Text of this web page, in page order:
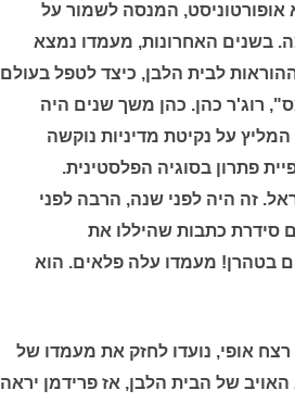
המנסה לשמור על
בשנים האחרונות, מעמדו נמצא
לבית הלבן, כיצד לטפל בעולם
רוג'ר כהן. כהן משך שנים היה
על נקיטת מדיניות נוקשה
פתרון בסוגיה הפלסטינית.
זה היה לפני שנה, הרבה לפני
סידרת כתבות שהיללו את
בטהרן! מעמדו עלה פלאים. הוא
אופי, נועדו לחזק את מעמדו של
של הבית הלבן, אז פרידמן יראה